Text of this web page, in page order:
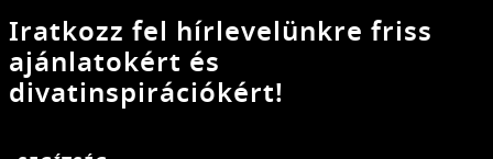
Iratkozz fel hírlevelünkre friss
ajánlatokért és
divatinspirációkért!